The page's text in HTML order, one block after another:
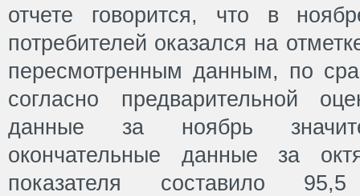
отчете говорится, что в
потребителей оказался на
пересмотренным данным, по
согласно предварительной
данные за ноябрь
окончательные данные за
показателя составило